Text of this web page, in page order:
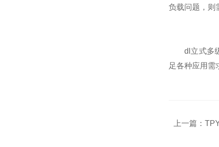
负载问题，则
dl立式多级
足各种应用需
上一篇：